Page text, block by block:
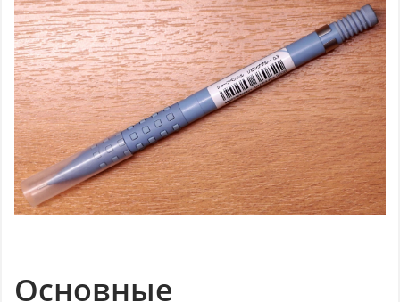
Основные